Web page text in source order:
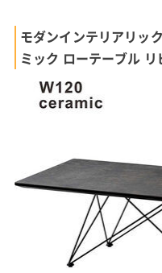
モダンインテリアリ
ミック ローテーブル